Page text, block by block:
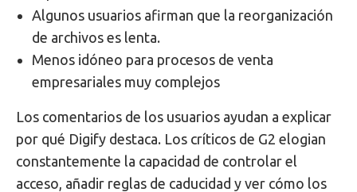
Algunos usuarios afirman que la reorganización
de archivos es lenta.
Menos idóneo para procesos de venta
empresariales muy complejos
Los comentarios de los usuarios ayudan a explicar
por qué Digify destaca. Los críticos de G2 elogian
constantemente la capacidad de controlar el
acceso, añadir reglas de caducidad y ver cómo los